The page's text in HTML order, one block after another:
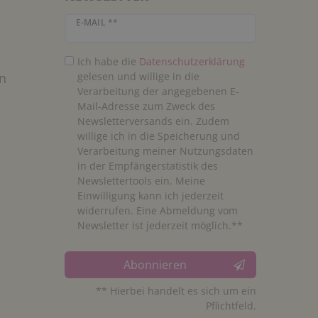
E-MAIL **
Newsletter Honig
Ich habe die Daten­schutz­erklärung
gelesen und willige in die
Verarbeitung der angegebenen E-
Mail-Adresse zum Zweck des
Newsletterversands ein. Zudem
willige ich in die Speicherung und
Verarbeitung meiner Nutzungsdaten
in der Empfängerstatistik des
Newslettertools ein. Meine
Einwilligung kann ich jederzeit
widerrufen. Eine Abmeldung vom
Newsletter ist jederzeit möglich.**
Abonnieren
** Hierbei handelt es sich um ein
Pflichtfeld.